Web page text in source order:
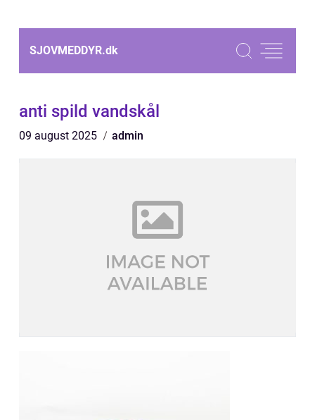
SJOVMEDDYR.dk
anti spild vandskål
09 august 2025 admin